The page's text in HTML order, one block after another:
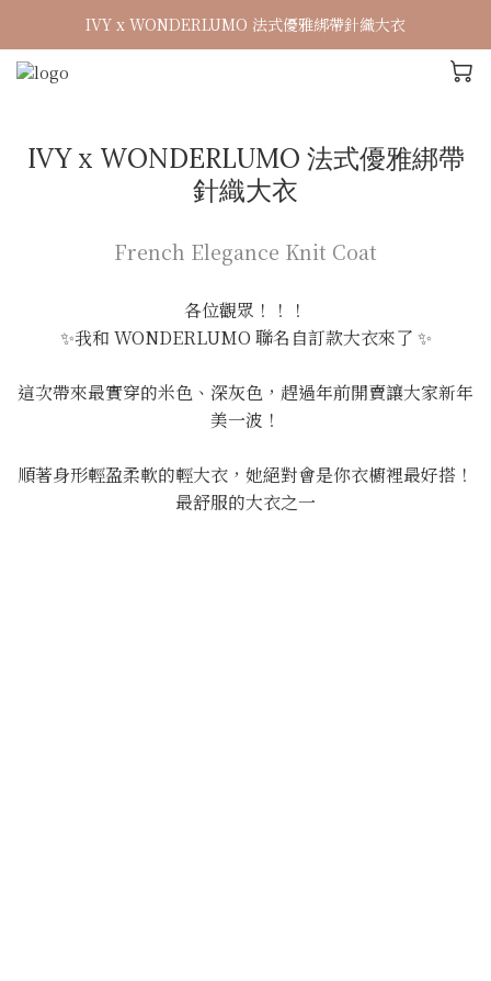
IVY x WONDERLUMO 法式優雅綁帶針織大衣
IVY x WONDERLUMO 法式優雅綁帶
針織大衣
French Elegance Knit Coat
各位觀眾！！！
✨我和 WONDERLUMO 聯名自訂款大衣來了 ✨
這次帶來最實穿的米色、深灰色，趕過年前開賣讓大家新年
美一波！
順著身形輕盈柔軟的輕大衣，她絕對會是你衣櫥裡最好搭！
最舒服的大衣之一